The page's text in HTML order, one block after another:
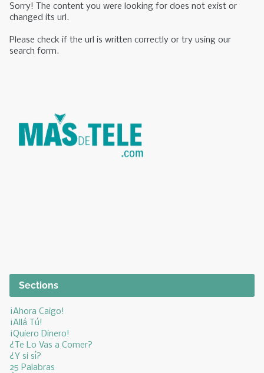
Sorry! The content you were looking for does not exist or
changed its url.
Please check if the url is written correctly or try using our
search form.
Sections
¡Ahora Caigo!
¡Allá Tú!
¡Quiero Dinero!
¿Te Lo Vas a Comer?
¿Y si sí?
25 Palabras